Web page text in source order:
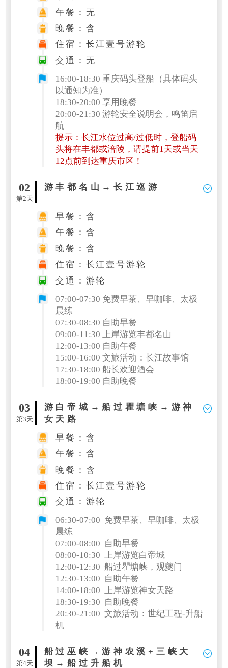
午餐：无
晚餐：含
住宿：长江壹号游轮
交通：无
16:00-18:30 重庆码头登船（具体码头
以通知为准）
18:30-20:00 享用晚餐
20:00-21:30 游轮安全说明会，鸣笛启
航
提示：长江水位过高/过低时，登船码
头将在丰都或涪陵，请提前1天或当天
12点前到达重庆市区！
02
第2天
游丰都名山→长江巡游
早餐：含
午餐：含
晚餐：含
住宿：长江壹号游轮
交通：游轮
07:00-07:30 免费早茶、早咖啡、太极
晨练
07:30-08:30 自助早餐
09:00-11:30 上岸游览丰都名山
12:00-13:00 自助午餐
15:00-16:00 文旅活动：长江故事馆
17:30-18:00 船长欢迎酒会
18:00-19:00 自助晚餐
03
第3天
游白帝城→船过瞿塘峡→游神
女天路
早餐：含
午餐：含
晚餐：含
住宿：长江壹号游轮
交通：游轮
06:30-07:00 免费早茶、早咖啡、太极
晨练
07:00-08:00 自助早餐
08:00-10:30 上岸游览白帝城
12:00-12:30 船过瞿塘峡，观夔门
12:30-13:00 自助午餐
14:00-18:00 上岸游览神女天路
18:30-19:30 自助晚餐
20:30-21:00 文旅活动：世纪工程-升船
机
04
第4天
船过巫峡→游神农溪+三峡大
坝→船过升船机